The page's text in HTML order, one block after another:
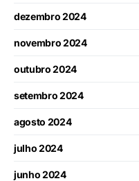
dezembro 2024
novembro 2024
outubro 2024
setembro 2024
agosto 2024
julho 2024
junho 2024